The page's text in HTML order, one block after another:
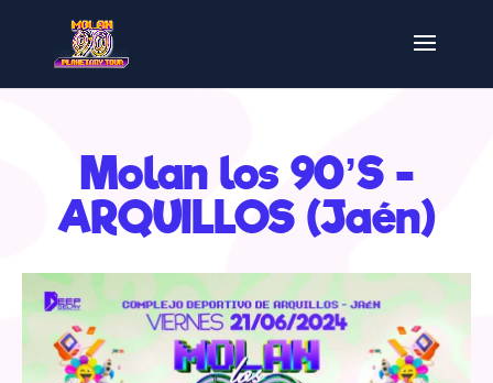
Molan los 90’S -
ARQUILLOS (Jaén)